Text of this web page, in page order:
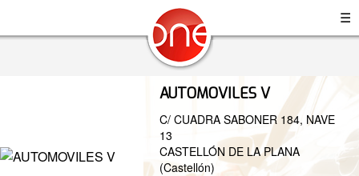
☰
AUTOMOVILES V
C/ CUADRA SABONER 184, NAVE
13
CASTELLÓN DE LA PLANA
(Castellón)